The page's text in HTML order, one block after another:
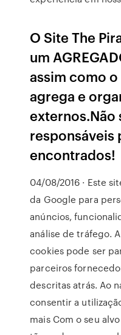
O Site The
um
assim como
agrega e
externos.Não
responsáveis
encontrados!
04/08/2016 · Este
da Google para
anúncios,
análise de tráfego.
cookies pode ser
parceiros
descritas atrás. Ao
consentir a
mais Com o seu